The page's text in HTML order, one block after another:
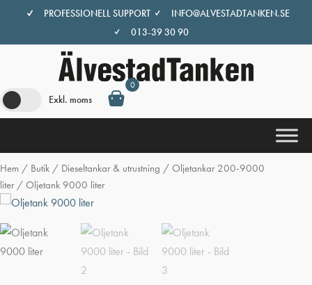
innehåll
PROFESSIONELL SUPPORT
INFO@ALVESTADTANKEN.SE
013-39 30 90
Exkl. moms
0
Hem / Butik / Dieseltankar & utrustning / Oljetankar 200-9000
liter/ Oljetank 9000 liter